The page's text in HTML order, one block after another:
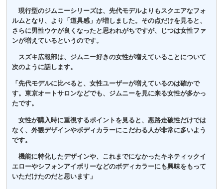
現行型のジムニーシリーズは、先代モデルよりもスクエアなフォ
ルムとなり、より「道具感」が増しました。その点だけを見ると、
さらに男性ウケが良くなったと思われがちですが、じつは女性ファ
ンが増えているというのです。
スズキ広報部は、ジムニー好きの女性が増えていることについて
次のように話します。
「先代モデルに比べると、女性ユーザーが増えているのは確かで
す。東京オートサロンなどでも、ジムニーを見に来る女性が多かっ
たです。
女性が購入時に重視するポイントを見ると、悪路走破性だけでは
なく、外観デザインやボディカラーにこだわる人が非常に多いよう
です。
機能に特化したデザインや、これまでになかったキネティックイ
エローやシフォンアイボリーなどのボディカラーにも興味をもって
いただけたのだと思います」